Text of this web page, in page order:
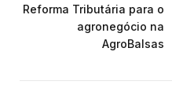
Reforma Tributária para o
agronegócio na
AgroBalsas